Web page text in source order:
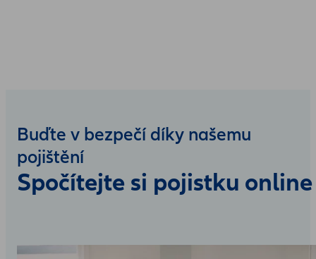
Buďte v bezpečí díky našemu
pojištění
Spočítejte si pojistku online